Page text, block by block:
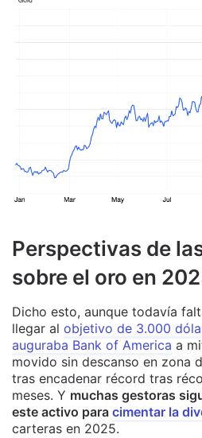
Perspectivas de
sobre el oro en
Dicho esto, aunque todavía
llegar al objetivo de 3.000
auguraba Bank of America a
movido sin descanso en zona
tras encadenar récord tras
meses. Y muchas gestoras
este activo para cimentar la
carteras en 2025.